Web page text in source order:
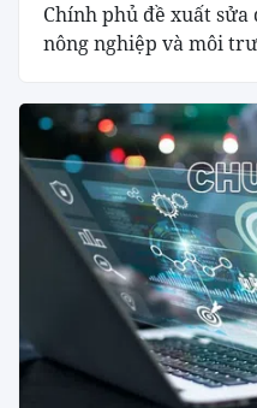
Chính phủ đề xuất
nông nghiệp và môi